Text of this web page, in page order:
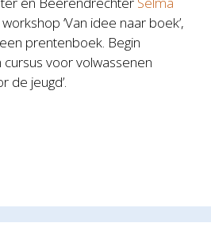
‘Van idee naar boek’,
prentenboek. Begin
voor volwassenen
de jeugd’.